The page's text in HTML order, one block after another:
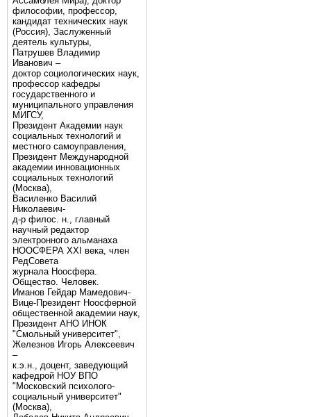
философии, профессор,
кандидат технических наук
(Россия), Заслуженный
деятель культуры,
Патрушев Владимир
Иванович –
доктор социологических наук,
профессор кафедры
государственного и
муниципального управления
МИГСУ,
Президент Академии наук
социальных технологий и
местного самоуправления,
Президент Международной
академии инновационных
социальных технологий
(Москва),
Василенко Василий
Николаевич-
д-р филос. н., главный
научный редактор
электронного альманаха
НООСФЕРА XXI века, член
РедСовета
журнала Ноосфера.
Общество. Человек.
Иманов Гейдар Мамедович-
Вице-Президент Ноосферной
общественной академии наук,
Президент АНО ИНОК
"Смольный университет",
Железнов Игорь Алексеевич
–
к.э.н., доцент, заведующий
кафедрой НОУ ВПО
"Московский психолого-
социальный университет"
(Москва),